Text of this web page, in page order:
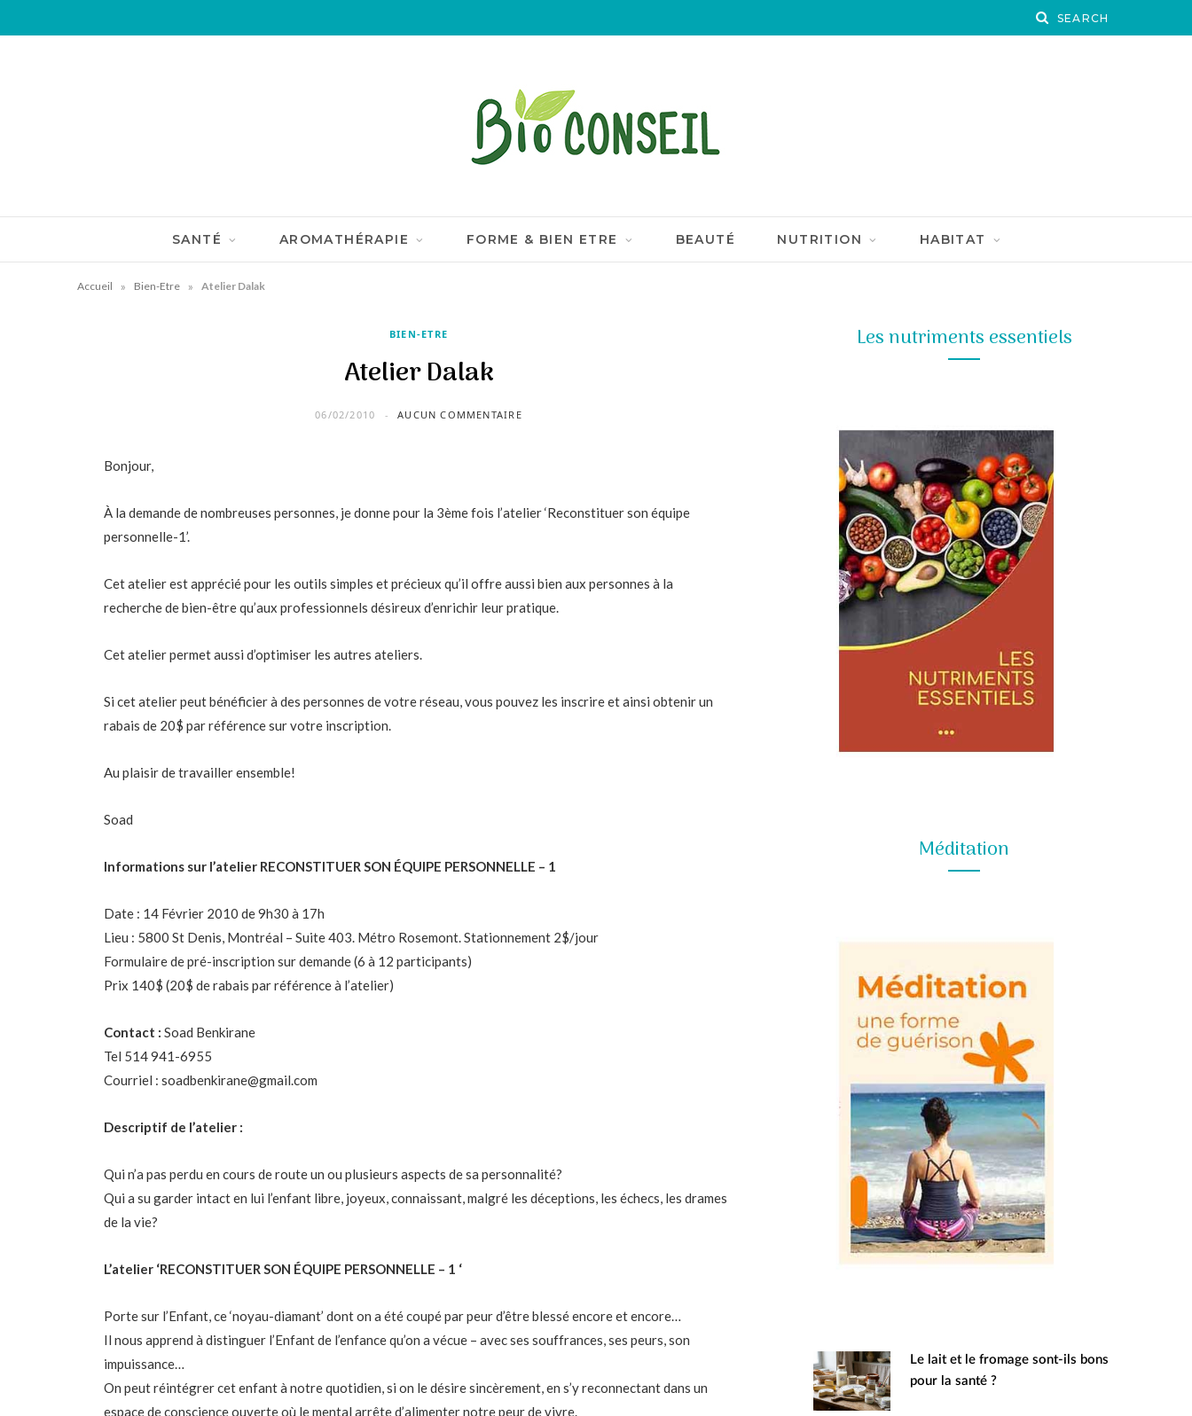
SANTÉ AROMATHÉRAPIE FORME & BIEN ETRE BEAUTÉ NUTRITION HABITAT
Accueil » Bien-Etre » Atelier Dalak
BIEN-ETRE
Atelier Dalak
06/02/2010 AUCUN COMMENTAIRE
Bonjour,
À la demande de nombreuses personnes, je donne pour la 3ème fois l’atelier ‘Reconstituer son équipe
personnelle-1’.
Cet atelier est apprécié pour les outils simples et précieux qu’il offre aussi bien aux personnes à la
recherche de bien-être qu’aux professionnels désireux d’enrichir leur pratique.
Cet atelier permet aussi d’optimiser les autres ateliers.
Si cet atelier peut bénéficier à des personnes de votre réseau, vous pouvez les inscrire et ainsi obtenir un
rabais de 20$ par référence sur votre inscription.
Au plaisir de travailler ensemble!
Soad
Informations sur l’atelier RECONSTITUER SON ÉQUIPE PERSONNELLE – 1
Date : 14 Février 2010 de 9h30 à 17h
Lieu : 5800 St Denis, Montréal – Suite 403. Métro Rosemont. Stationnement 2$/jour
Formulaire de pré-inscription sur demande (6 à 12 participants)
Prix 140$ (20$ de rabais par référence à l’atelier)
Contact : Soad Benkirane
Tel 514 941-6955
Courriel : soadbenkirane@gmail.com
Descriptif de l’atelier :
Qui n’a pas perdu en cours de route un ou plusieurs aspects de sa personnalité?
Qui a su garder intact en lui l’enfant libre, joyeux, connaissant, malgré les déceptions, les échecs, les drames
de la vie?
L’atelier ‘RECONSTITUER SON ÉQUIPE PERSONNELLE – 1 ‘
Porte sur l’Enfant, ce ‘noyau-diamant’ dont on a été coupé par peur d’être blessé encore et encore…
Il nous apprend à distinguer l’Enfant de l’enfance qu’on a vécue – avec ses souffrances, ses peurs, son
impuissance…
On peut réintégrer cet enfant à notre quotidien, si on le désire sincèrement, en s’y reconnectant dans un
espace de conscience ouverte où le mental arrête d’alimenter notre peur de vivre.
Les nutriments essentiels
Méditation
Le lait et le fromage sont-ils bons
pour la santé ?